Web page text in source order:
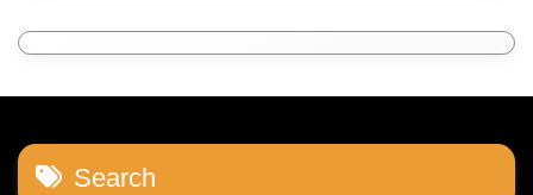
Search